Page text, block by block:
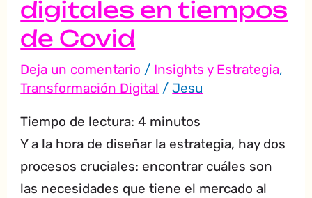
digitales en tiempos
de Covid
Deja un comentario / Insights y Estrategia,
Transformación Digital /Jesu
Tiempo de lectura: 4 minutos
Y a la hora de diseñar la estrategia, hay dos
procesos cruciales: encontrar cuáles son
las necesidades que tiene el mercado al